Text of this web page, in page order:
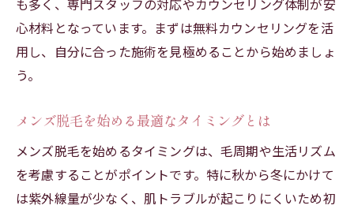
やってよかった美容医療肌の実体験を紹介
ダウンタイムのリスクを抑える施術ポイン
初心者向け施術で感じる効果と安心の理由
メンズ脱毛の不安を解消するカウンセリン
グ活用法
肌管理初心者が知るべき施術効果の見極め
も多く、専門スタッフの対応やカウンセリング体制が安
心材料となっています。まずは無料カウンセリングを活
用し、自分に合った施術を見極めることから始めましょ
う。
メンズ脱毛を始める最適なタイミングとは
メンズ脱毛を始めるタイミングは、毛周期や生活リズム
を考慮することがポイントです。特に秋から冬にかけて
は紫外線量が少なく、肌トラブルが起こりにくいため初